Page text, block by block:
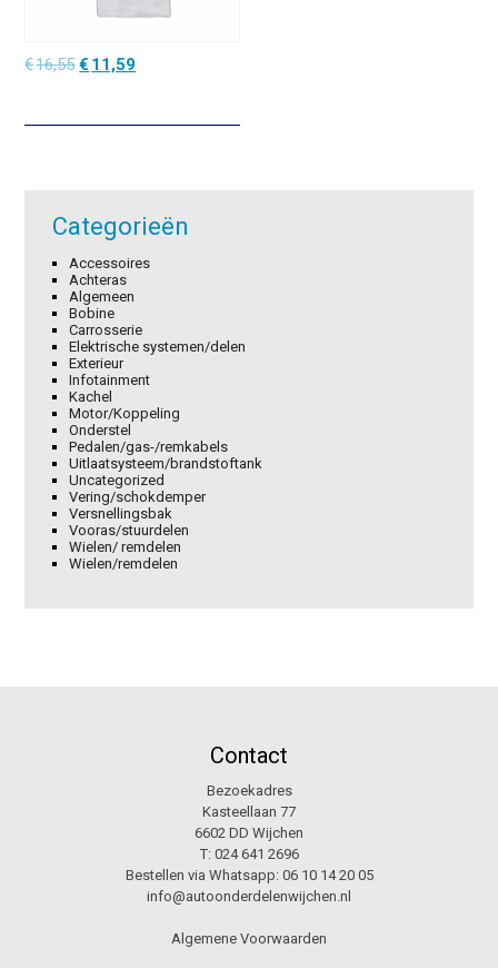
€16,55Oorspronkelijke
€16,55.
€ 11,59Huidige
€11,59.
Categorieën
Accessoires
Achteras
Algemeen
Bobine
Carrosserie
Elektrische systemen/delen
Exterieur
Infotainment
Kachel
Motor/Koppeling
Onderstel
Pedalen/gas-/remkabels
Uitlaatsysteem/brandstoftank
Uncategorized
Vering/schokdemper
Versnellingsbak
Vooras/stuurdelen
Wielen/ remdelen
Wielen/remdelen
Contact
Bezoekadres
Kasteellaan 77
6602 DD Wijchen
T: 024 641 2696
Bestellen via Whatsapp: 06 10 14 20 05
info@autoonderdelenwijchen.nl
Algemene Voorwaarden